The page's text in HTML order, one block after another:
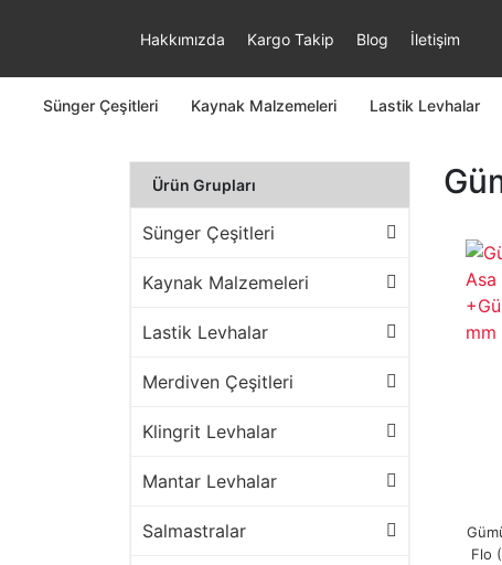
Hakkımızda Kargo Takip Blog İletişim
Sünger Çeşitleri Kaynak Malzemeleri Lastik Levhalar
Ürün Grupları
Sünger Çeşitleri
Kaynak Malzemeleri
Lastik Levhalar
Merdiven Çeşitleri
Klingrit Levhalar
Mantar Levhalar
Salmastralar
Flo